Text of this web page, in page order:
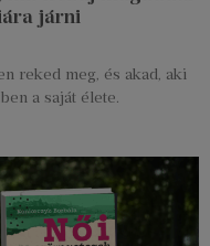
járni
reked meg, és akad, aki
a saját élete.